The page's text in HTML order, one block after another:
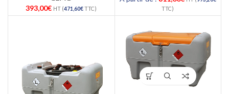
393,00€ HT (471,60€TTC)
TTC)